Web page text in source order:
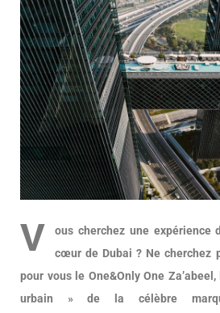
V
ous cherchez une expérience
cœur de Dubai ? Ne cherchez
pour vous le One&Only One
urbain » de la célèbre